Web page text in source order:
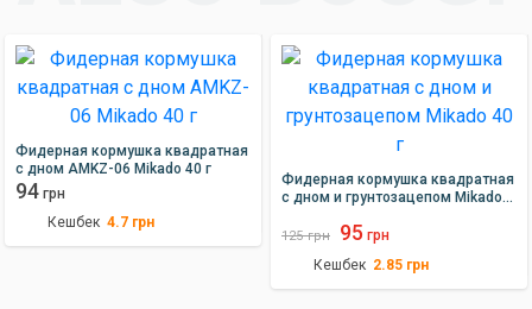
Фидерная кормушка квадратная
с дном AMKZ-06 Mikado 40 г
94 грн
Кешбек4.7 грн
Фидерная кормушка квадратная
с дном и грунтозацепом Mikado
125 грн 95 грн
Кешбек 2.85 грн